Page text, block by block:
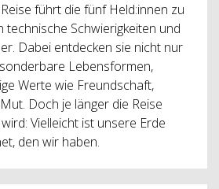
führt die fünf Held:innen zu
technische Schwierigkeiten und
Dabei entdecken sie nicht nur
Lebensformen,
Werte wie Freundschaft,
Doch je länger die Reise
Vielleicht ist unsere Erde
den wir haben.